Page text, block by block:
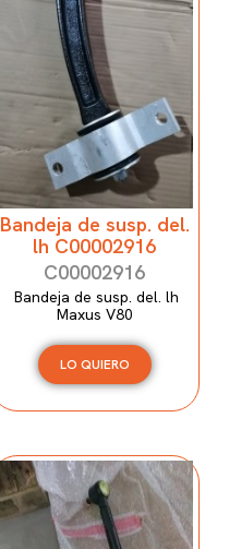
Bandeja de susp. del.
lh C00002916
C00002916
Bandeja de susp. del. lh
Maxus V80
LO QUIERO